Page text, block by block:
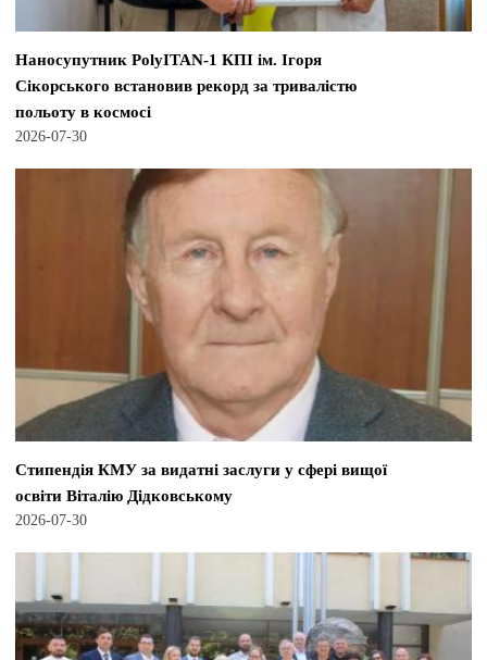
Наносупутник PolyITAN-1 КПІ ім. Ігоря
Сікорського встановив рекорд за тривалістю
польоту в космосі
2026-07-30
Стипендія КМУ за видатні заслуги у сфері вищої
освіти Віталію Дідковському
2026-07-30